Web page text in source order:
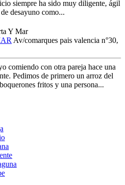
siempre ha sido muy diligente, ágil
desayuno como...
Av/comarques pais valencia n°30,
comiendo con otra pareja hace una
Pedimos de primero un arroz del
fritos y una persona...